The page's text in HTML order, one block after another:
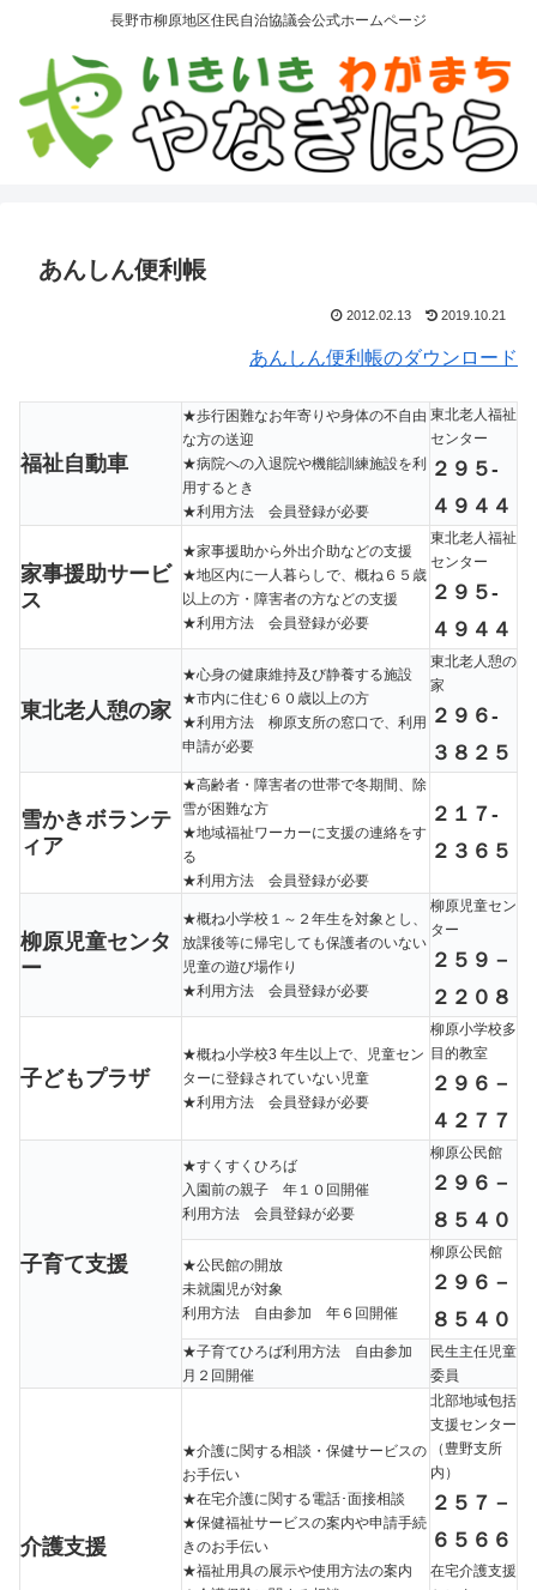
長野市柳原地区住民自治協議会公式ホームページ
あんしん便利帳
2012.02.13 2019.10.21
あんしん便利帳のダウンロード
福祉自動車
★歩行困難なお年寄りや身体の不自由
な方の送迎
★病院への入退院や機能訓練施設を利
用するとき
★利用方法 会員登録が必要
東北老人福祉
センター
２９５-
４９４４
家事援助サービ
ス
★家事援助から外出介助などの支援
★地区内に一人暮らしで、概ね６５歳
以上の方・障害者の方などの支援
★利用方法 会員登録が必要
東北老人福祉
センター
２９５-
４９４４
東北老人憩の家
★心身の健康維持及び静養する施設
★市内に住む６０歳以上の方
★利用方法 柳原支所の窓口で、利用
申請が必要
東北老人憩の
家
２９６-
３８２５
雪かきボランテ
ィア
★高齢者・障害者の世帯で冬期間、除
雪が困難な方
★地域福祉ワーカーに支援の連絡をす
る
★利用方法 会員登録が必要
２１７-
２３６５
柳原児童センタ
ー
★概ね小学校１～２年生を対象とし、
放課後等に帰宅しても保護者のいない
児童の遊び場作り
★利用方法 会員登録が必要
柳原児童セン
ター
２５９－
２２０８
子どもプラザ
★概ね小学校3 年生以上で、児童セン
ターに登録されていない児童
★利用方法 会員登録が必要
柳原小学校多
目的教室
２９６－
４２７７
子育て支援
★すくすくひろば
入園前の親子 年１０回開催
利用方法 会員登録が必要
柳原公民館
２９６－
８５４０
★公民館の開放
未就園児が対象
利用方法 自由参加 年６回開催
柳原公民館
２９６－
８５４０
★子育てひろば利用方法 自由参加
月２回開催
民生主任児童
委員
介護支援
★介護に関する相談・保健サービスの
お手伝い
★在宅介護に関する電話･面接相談
★保健福祉サービスの案内や申請手続
きのお手伝い
★福祉用具の展示や使用方法の案内
北部地域包括
支援センター
（豊野支所
内）
２５７－
６５６６
在宅介護支援